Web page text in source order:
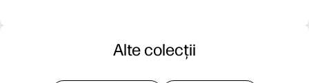
Alte colecții